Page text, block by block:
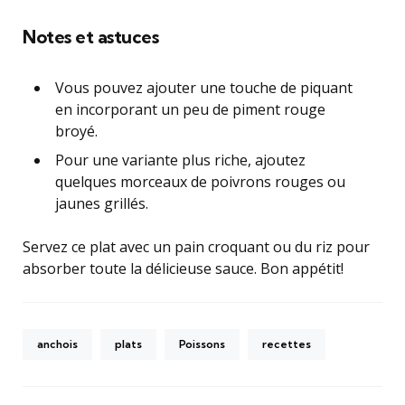
Notes et astuces
Vous pouvez ajouter une touche de piquant
en incorporant un peu de piment rouge
broyé.
Pour une variante plus riche, ajoutez
quelques morceaux de poivrons rouges ou
jaunes grillés.
Servez ce plat avec un pain croquant ou du riz pour
absorber toute la délicieuse sauce. Bon appétit!
anchois plats Poissons recettes